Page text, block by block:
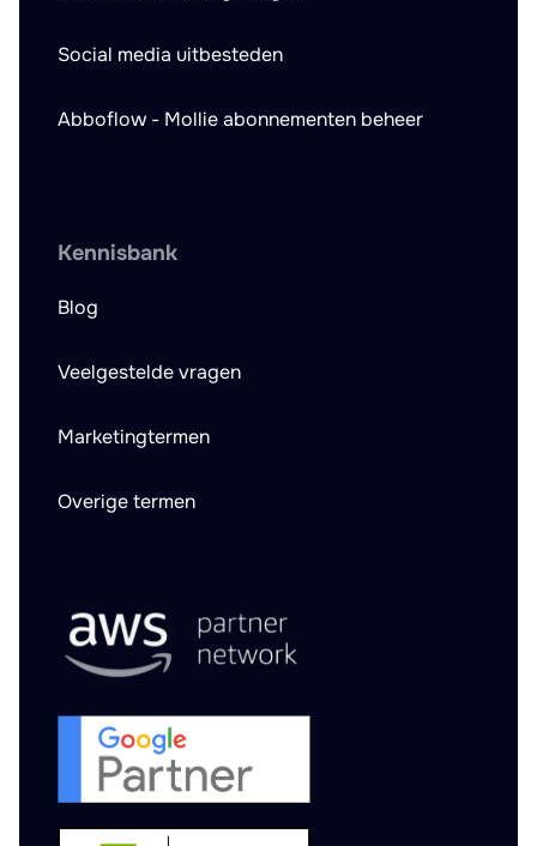
Social media uitbesteden
Abboflow - Mollie abonnementen beheer
Kennisbank
Blog
Veelgestelde vragen
Marketingtermen
Overige termen